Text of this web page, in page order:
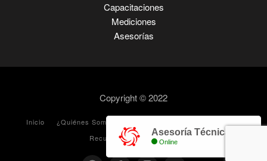
Capacitaciones
Mediciones
Asesorías
Copyright © 2022
Inicio ¿Quiénes Somos?
Recursos para descargar
Asesoría Técnica
Online